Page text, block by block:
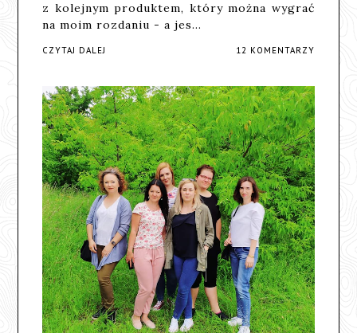
z kolejnym produktem, który można wygrać
na moim rozdaniu - a jes…
CZYTAJ DALEJ 12 KOMENTARZY